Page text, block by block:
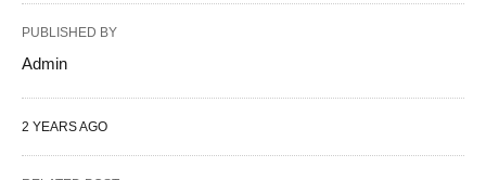
PUBLISHED BY
Admin
2 YEARS AGO